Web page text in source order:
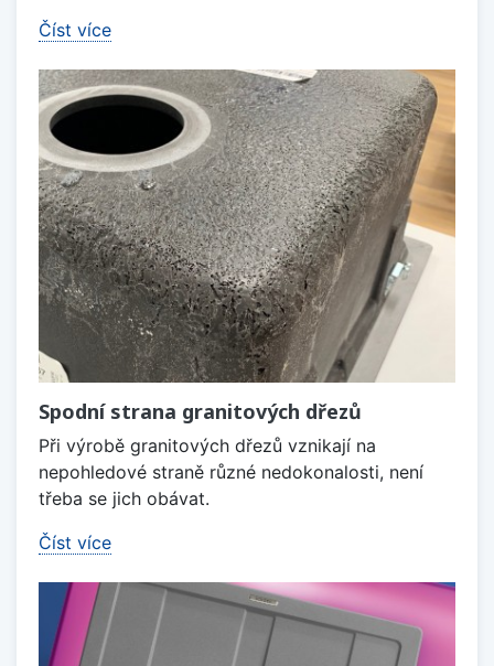
Číst více
Spodní strana granitových dřezů
Při výrobě granitových dřezů vznikají na
nepohledové straně různé nedokonalosti, není
třeba se jich obávat.
Číst více